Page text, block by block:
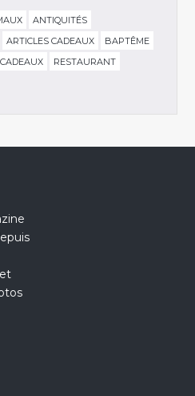
ANTIQUITÉS
ARTICLES CADEAUX
BAPTÊME
CADEAUX
RESTAURANT